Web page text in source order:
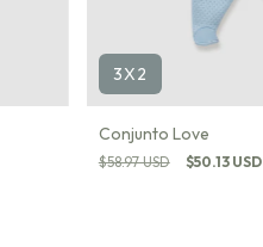
3X2
Conjunto Love
$58.97 USD $50.13 USD